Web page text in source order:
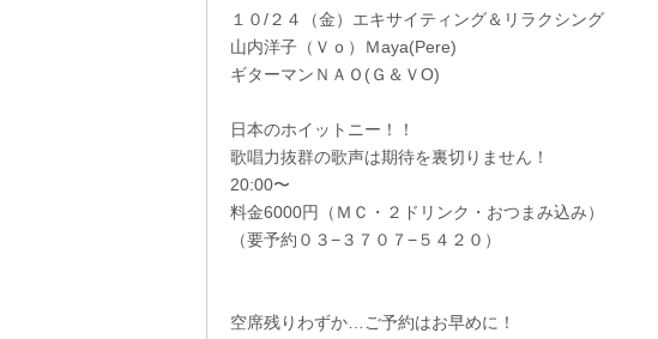
１０/２４（金）エキサイティング＆リラクシング
山内洋子（Ｖｏ）Ｍaya(Pere)
ギターマンＮＡＯ(Ｇ＆ＶO)
日本のホイットニー！！
歌唱力抜群の歌声は期待を裏切りません！
20:00〜
料金6000円（ＭＣ・２ドリンク・おつまみ込み）
（要予約０３−３７０７−５４２０）
空席残りわずか…ご予約はお早めに！